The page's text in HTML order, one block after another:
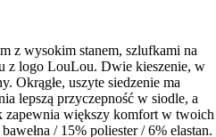
z wysokim stanem, szlufkami na
z logo LouLou. Dwie kieszenie, w
Okrągłe, uszyte siedzenie ma
lepszą przyczepność w siodle, a
zapewnia większy komfort w twoich
/ 15% poliester / 6% elastan.